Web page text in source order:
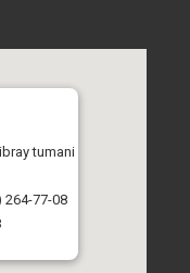
tumani
264-77-08